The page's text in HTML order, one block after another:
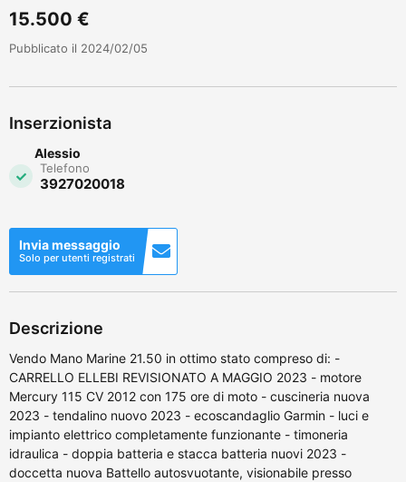
15.500 €
Pubblicato il 2024/02/05
Inserzionista
Alessio
Telefono
3927020018
Invia messaggio
Solo per utenti registrati
Descrizione
Vendo Mano Marine 21.50 in ottimo stato compreso di: -
CARRELLO ELLEBI REVISIONATO A MAGGIO 2023 - motore
Mercury 115 CV 2012 con 175 ore di moto - cuscineria nuova
2023 - tendalino nuovo 2023 - ecoscandaglio Garmin - luci e
impianto elettrico completamente funzionante - timoneria
idraulica - doppia batteria e stacca batteria nuovi 2023 -
doccetta nuova Battello autosvuotante, visionabile presso